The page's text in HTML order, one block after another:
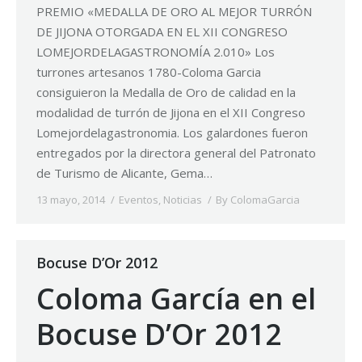
PREMIO «MEDALLA DE ORO AL MEJOR TURRÓN
DE JIJONA OTORGADA EN EL XII CONGRESO
LOMEJORDELAGASTRONOMÍA 2.010» Los
turrones artesanos 1780-Coloma Garcia
consiguieron la Medalla de Oro de calidad en la
modalidad de turrón de Jijona en el XII Congreso
Lomejordelagastronomia. Los galardones fueron
entregados por la directora general del Patronato
de Turismo de Alicante, Gema…
13 mayo, 2014 Eventos, Noticias By ColomaGarcia
Bocuse D’Or 2012
Coloma García en el
Bocuse D’Or 2012